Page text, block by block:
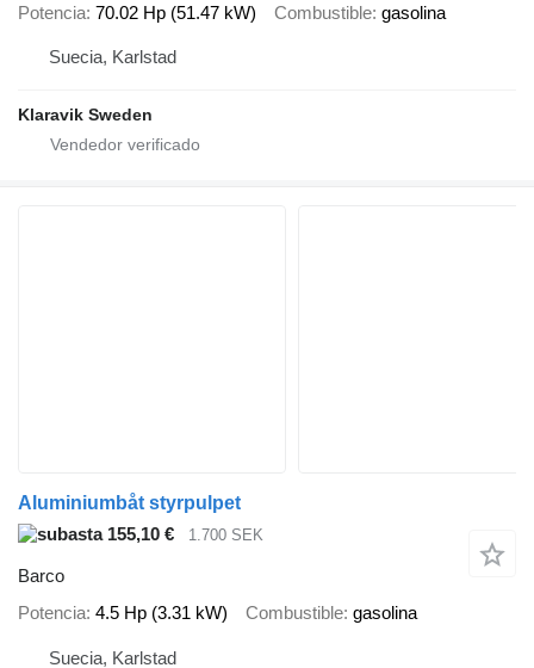
Potencia 70.02 Hp (51.47 kW) Combustible gasolina
Suecia, Karlstad
Klaravik Sweden
Aluminiumbåt styrpulpet
155,10 €
1.700 SEK
Barco
Potencia 4.5 Hp (3.31 kW) Combustible gasolina
Suecia, Karlstad